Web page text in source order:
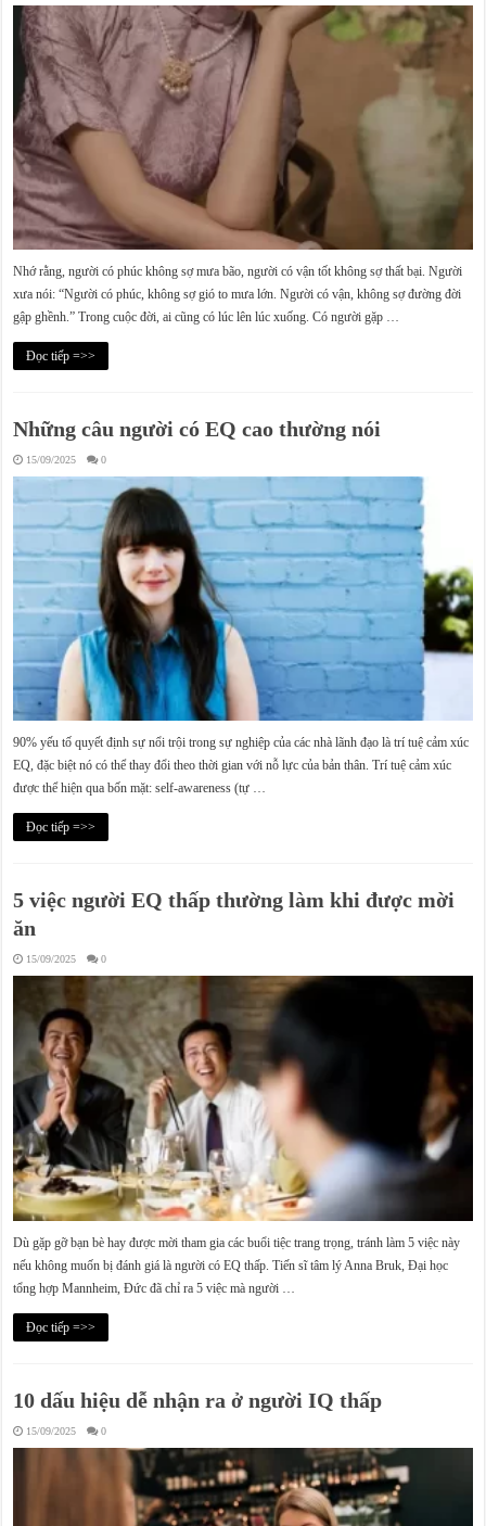
Nhớ rằng, người có phúc không sợ mưa bão, người có vận tốt không sợ thất bại. Người
xưa nói: “Người có phúc, không sợ gió to mưa lớn. Người có vận, không sợ đường đời
gập ghềnh.” Trong cuộc đời, ai cũng có lúc lên lúc xuống. Có người gặp …
Đọc tiếp =>>
Những câu người có EQ cao thường nói
15/09/2025 0
90% yếu tố quyết định sự nổi trội trong sự nghiệp của các nhà lãnh đạo là trí tuệ cảm xúc
EQ, đặc biệt nó có thể thay đổi theo thời gian với nỗ lực của bản thân. Trí tuệ cảm xúc
được thể hiện qua bốn mặt: self-awareness (tự …
Đọc tiếp =>>
5 việc người EQ thấp thường làm khi được mời
ăn
15/09/2025 0
Dù gặp gỡ bạn bè hay được mời tham gia các buổi tiệc trang trọng, tránh làm 5 việc này
nếu không muốn bị đánh giá là người có EQ thấp. Tiến sĩ tâm lý Anna Bruk, Đại học
tổng hợp Mannheim, Đức đã chỉ ra 5 việc mà người …
Đọc tiếp =>>
10 dấu hiệu dễ nhận ra ở người IQ thấp
15/09/2025 0